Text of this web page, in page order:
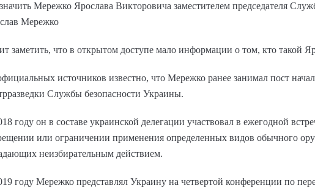
Мережко Ярослава Викторовича заместителем председателя
Мережко
заметить, что в открытом доступе мало информации о том, кто такой
источников известно, что Мережко ранее занимал пост
Службы безопасности Украины.
году он в составе украинской делегации участвовал в ежегодной
или ограничении применения определенных видов обычного
неизбирательным действием.
году Мережко представлял Украину на четвертой конференции по